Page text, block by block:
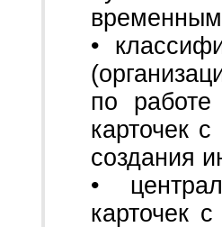
•
по
карточек
создания
•
карточек